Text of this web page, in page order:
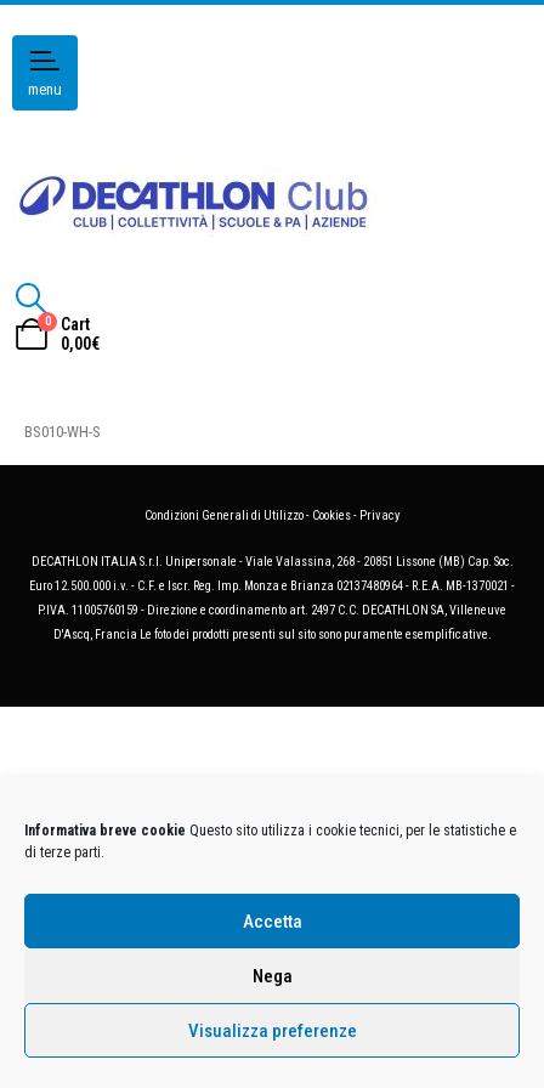
Informativa breve cookie Questo sito utilizza i cookie tecnici, per le statistiche e
di terze parti.
Accetta
Nega
Visualizza preferenze
menu
0
Cart
0,00€
BS010-WH-S
Condizioni Generali di Utilizzo- Cookies- Privacy
DECATHLON ITALIA S.r.l. Unipersonale - Viale Valassina, 268 - 20851 Lissone (MB) Cap. Soc.
Euro 12.500.000 i.v. - C.F. e Iscr. Reg. Imp. Monza e Brianza 02137480964 - R.E.A. MB-1370021 -
P.IVA. 11005760159 - Direzione e coordinamento art. 2497 C.C. DECATHLON SA, Villeneuve
D'Ascq, Francia Le foto dei prodotti presenti sul sito sono puramente esemplificative.